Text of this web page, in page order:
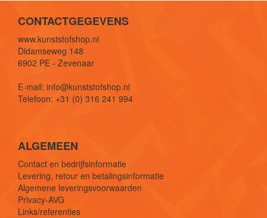
CONTACTGEGEVENS
www.kunststofshop.nl
Didamseweg 148
6902 PE - Zevenaar
E-mail: info@kunststofshop.nl
Telefoon: +31 (0) 316 241 994
ALGEMEEN
Contact en bedrijfsinformatie
Levering, retour en betalingsinformatie
Algemene leveringsvoorwaarden
Privacy-AVG
Links/referenties